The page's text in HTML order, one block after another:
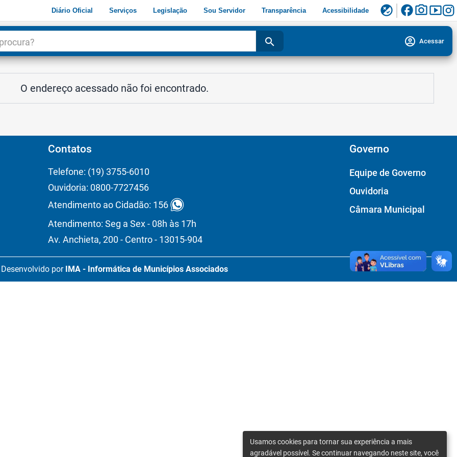
Diário Oficial Serviços Legislação Sou Servidor Transparência Acessibilidade flaky facebookphoto_camerasmart_display
search account_circle Acessar
O endereço acessado não foi encontrado.
Contatos
Telefone: (19) 3755-6010
Ouvidoria: 0800-7727456
Atendimento ao Cidadão: 156
Atendimento: Seg a Sex - 08h às 17h
Av. Anchieta, 200 - Centro - 13015-904
Governo
Equipe de Governo
Ouvidoria
Câmara Municipal
Desenvolvido por IMA - Informática de Municípios Associados
Usamos cookies para tornar sua experiência a mais
agradável possível. Se continuar navegando neste site, você